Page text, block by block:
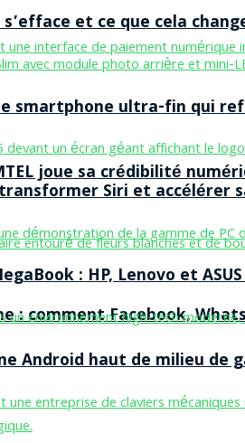
joue sa crédibilité
: comment Facebook,
et ce que cela
le smartphone ultra-fin qui
transformer Siri et accélérer
: HP, Lenovo et
Android haut de milieu